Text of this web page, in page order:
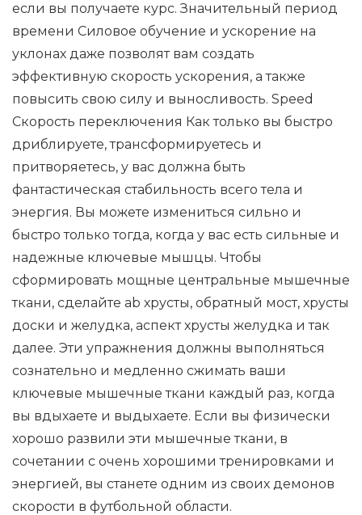
если вы получаете курс. Значительный период
времени Силовое обучение и ускорение на
уклонах даже позволят вам создать
эффективную скорость ускорения, а также
повысить свою силу и выносливость. Speed ​​
Скорость переключения Как только вы быстро
дриблируете, трансформируетесь и
притворяетесь, у вас должна быть
фантастическая стабильность всего тела и
энергия. Вы можете измениться сильно и
быстро только тогда, когда у вас есть сильные и
надежные ключевые мышцы. Чтобы
сформировать мощные центральные мышечные
ткани, сделайте ab хрусты, обратный мост, хрусты
доски и желудка, аспект хрусты желудка и так
далее. Эти упражнения должны выполняться
сознательно и медленно сжимать ваши
ключевые мышечные ткани каждый раз, когда
вы вдыхаете и выдыхаете. Если вы физически
хорошо развили эти мышечные ткани, в
сочетании с очень хорошими тренировками и
энергией, вы станете одним из своих демонов
скорости в футбольной области.